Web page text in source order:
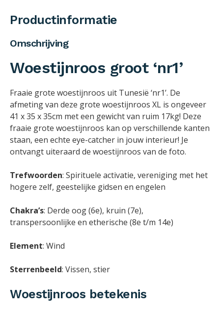
Productinformatie
Omschrijving
Woestijnroos groot ‘nr1’
Fraaie grote woestijnroos uit Tunesië ‘nr1’. De
afmeting van deze grote woestijnroos XL is ongeveer
41 x 35 x 35cm met een gewicht van ruim 17kg! Deze
fraaie grote woestijnroos kan op verschillende kanten
staan, een echte eye-catcher in jouw interieur! Je
ontvangt uiteraard de woestijnroos van de foto.
Trefwoorden: Spirituele activatie, vereniging met het
hogere zelf, geestelijke gidsen en engelen
Chakra’s: Derde oog (6e), kruin (7e),
transpersoonlijke en etherische (8e t/m 14e)
Element: Wind
Sterrenbeeld: Vissen, stier
Woestijnroos betekenis